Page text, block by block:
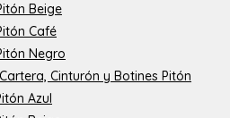
Beige
Café
Negro
Cinturón y Botines Pitón
Azul